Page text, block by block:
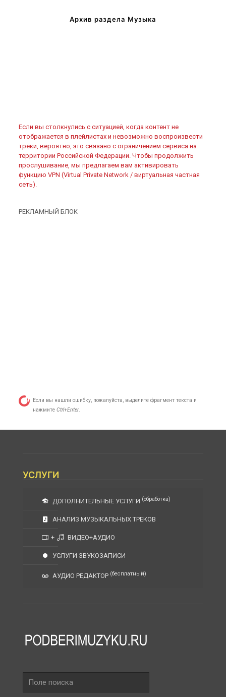
Архив раздела Музыка
Если вы столкнулись с ситуацией, когда контент не
отображается в плейлистах и невозможно воспроизвести
треки, вероятно, это связано с ограничением сервиса на
территории Российской Федерации. Чтобы продолжить
прослушивание, мы предлагаем вам активировать
функцию VPN (Virtual Private Network / виртуальная частная
сеть).
РЕКЛАМНЫЙ БЛОК
Если вы нашли ошибку, пожалуйста, выделите фрагмент текста и
нажмите Ctrl+Enter.
УСЛУГИ
ДОПОЛНИТЕЛЬНЫЕ УСЛУГИ (обработка)
АНАЛИЗ МУЗЫКАЛЬНЫХ ТРЕКОВ
+ ВИДЕО+АУДИО
УСЛУГИ ЗВУКОЗАПИСИ
АУДИО РЕДАКТОР (бесплатный)
поиска